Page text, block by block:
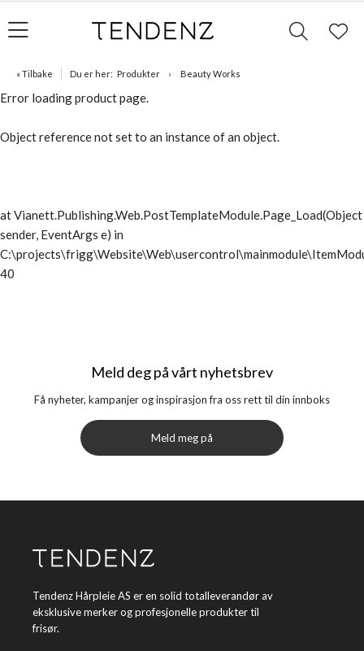
« Tilbake Du er her: Produkter Beauty Works
Error loading product page.
Object reference not set to an instance of an object.
at Vianett.Publishing.Web.PostTemplateModule.Page_Load(Object
sender, EventArgs e) in
40
Meld deg på vårt nyhetsbrev
Få nyheter, kampanjer og inspirasjon fra oss rett til din innboks
Meld meg på
Tendenz Hårpleie AS er en solid totalleverandør av
eksklusive merker og profesjonelle produkter til
frisør.